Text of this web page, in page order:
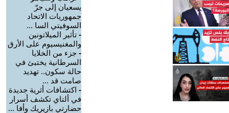
يسعيان إلى جرّ
جمهوريات الاتحاد
السوفيتي السا ...
- تأثير الميلاتونين
والمغنيسيوم على الأرق
- جزء من الخلايا
السرطانية يختبئ في
حالة سكون.. تهديد
صامت قد ...
- اكتشافات أثرية جديدة
في ألتاي تكشف أسرار
حضارتي بازيريك وأفا ...